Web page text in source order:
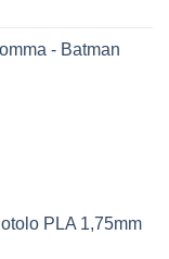
- Batman
PLA 1,75mm